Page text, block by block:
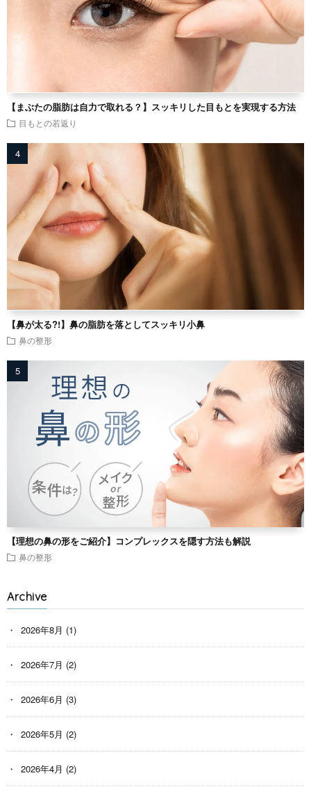
【まぶたの脂肪は自力で取れる？】スッキリした目もとを実現する方法
目もとの若返り
【鼻が太る?!】鼻の脂肪を落としてスッキリ小鼻
鼻の整形
【理想の鼻の形をご紹介】コンプレックスを隠す方法も解説
鼻の整形
Archive
2026年8月 (1)
2026年7月 (2)
2026年6月 (3)
2026年5月 (2)
2026年4月 (2)